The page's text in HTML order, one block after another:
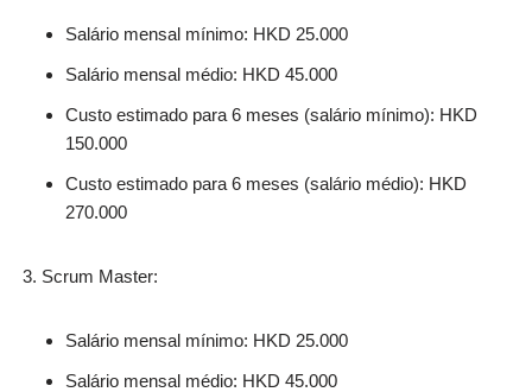
Salário mensal mínimo: HKD 25.000
Salário mensal médio: HKD 45.000
Custo estimado para 6 meses (salário mínimo): HKD
150.000
Custo estimado para 6 meses (salário médio): HKD
270.000
Scrum Master:
Salário mensal mínimo: HKD 25.000
Salário mensal médio: HKD 45.000